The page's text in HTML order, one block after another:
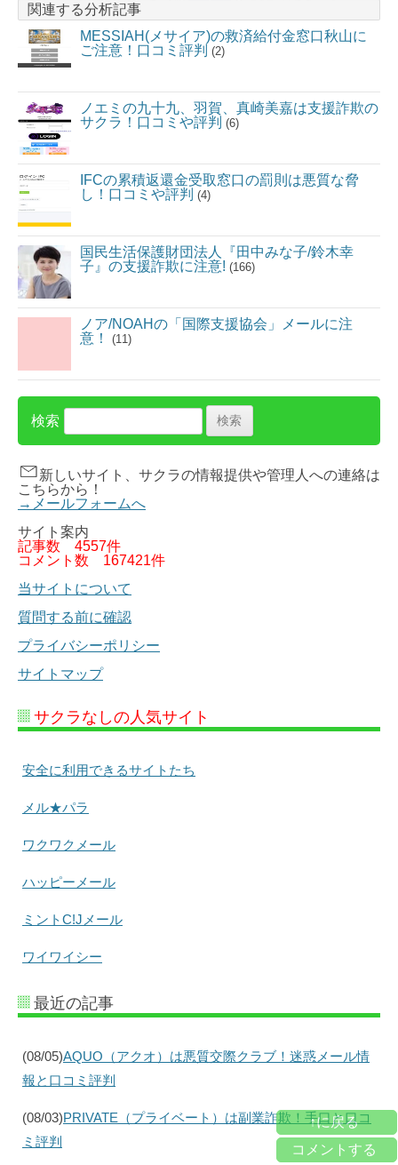
関連する分析記事
MESSIAH(メサイア)の救済給付金窓口秋山に
ご注意！口コミ評判 (2)
ノエミの九十九、羽賀、真崎美嘉は支援詐欺の
サクラ！口コミや評判 (6)
IFCの累積返還金受取窓口の罰則は悪質な脅
し！口コミや評判 (4)
国民生活保護財団法人『田中みな子/鈴木幸
子』の支援詐欺に注意! (166)
ノア/NOAHの「国際支援協会」メールに注
意！
(11)
検索
新しいサイト、サクラの情報提供や管理人への連絡は
こちらから！
→メールフォームへ
サイト案内
記事数 4557件
コメント数 167421件
当サイトについて
質問する前に確認
プライバシーポリシー
サイトマップ
サクラなしの人気サイト
安全に利用できるサイトたち
メル★パラ
ワクワクメール
ハッピーメール
ミントC!Jメール
ワイワイシー
最近の記事
(08/05)AQUO（アクオ）は悪質交際クラブ！迷惑メール情
報と口コミ評判
(08/03)PRIVATE（プライベート）は副業詐欺！手口と口コ
ミ評判
↑に戻る
コメントする